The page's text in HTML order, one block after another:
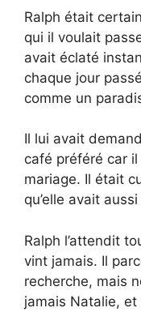
Ralph était
qui il voulait
avait éclaté
chaque jour
comme un
Il lui avait
café préféré car
mariage. Il était
qu’elle avait
Ralph l’attendit
vint jamais. Il
recherche, mais
jamais Natalie, et